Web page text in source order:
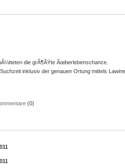
die grÃ¶ÃŸte Ãœberlebenschance.
inklusiv der genauen Ortung mittels
(0)